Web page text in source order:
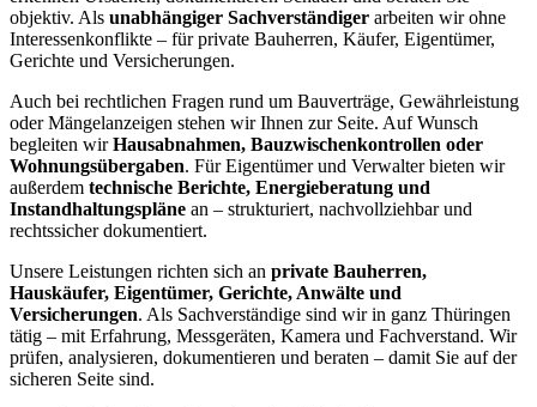
objektiv. Als unabhängiger Sachverständiger arbeiten wir ohne
Interessenkonflikte – für private Bauherren, Käufer, Eigentümer,
Gerichte und Versicherungen.
Auch bei rechtlichen Fragen rund um Bauverträge, Gewährleistung
oder Mängelanzeigen stehen wir Ihnen zur Seite. Auf Wunsch
begleiten wirHausabnahmen, Bauzwischenkontrollen oder
Wohnungsübergaben. Für Eigentümer und Verwalter bieten wir
außerdem technische Berichte, Energieberatung und
Instandhaltungspläne an – strukturiert, nachvollziehbar und
rechtssicher dokumentiert.
Unsere Leistungen richten sich an private Bauherren,
Hauskäufer, Eigentümer, Gerichte, Anwälte und
Versicherungen. Als Sachverständige sind wir in ganz Thüringen
tätig – mit Erfahrung, Messgeräten, Kamera und Fachverstand. Wir
prüfen, analysieren, dokumentieren und beraten – damit Sie auf der
sicheren Seite sind.